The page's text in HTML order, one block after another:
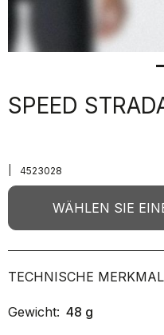
SPEED
4523028
WÄHLEN SIE
TECHNISCHE
Gewicht: 48 g